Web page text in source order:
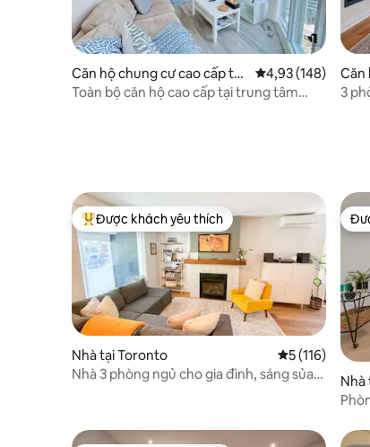
Căn hộ chung cư cao cấp tại
Toronto
Xếp hạng trung
4,93 (148)
Toàn bộ căn hộ cao cấp tại trung tâm
Căn
3
Được khách yêu thích nhất
Được khách yêu thích
Nhà tại Toronto Xếp hạng
5 (116)
Nhà 3 phòng ngủ cho gia đình, sáng sủa
Nhà